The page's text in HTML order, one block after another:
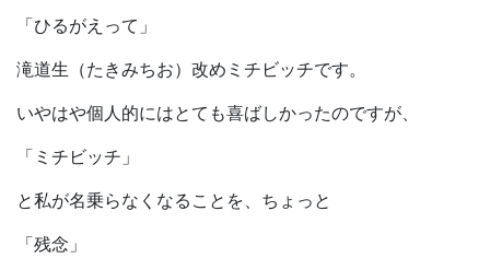
「ひるがえって」
滝道生（たきみちお）改めミチビッチです。
いやはや個人的にはとても喜ばしかったのですが、
「ミチビッチ」
と私が名乗らなくなることを、ちょっと
「残念」